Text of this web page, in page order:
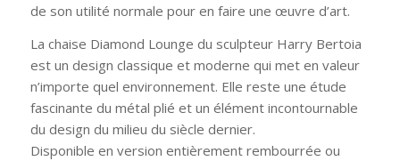
de son utilité normale pour en faire une œuvre d’art.
La chaise Diamond Lounge du sculpteur Harry Bertoia
est un design classique et moderne qui met en valeur
n’importe quel environnement. Elle reste une étude
fascinante du métal plié et un élément incontournable
du design du milieu du siècle dernier.
Disponible en version entièrement rembourrée ou